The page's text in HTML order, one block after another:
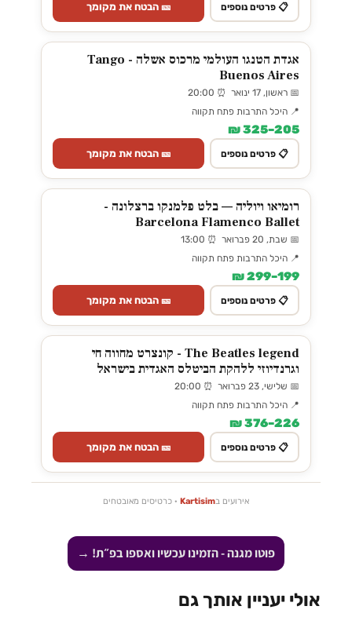
📋 פרטים נוספים 🎫 הבטח את מקומך
אגדת הטנגו העולמי מרכוס אשלה - Tango
Buenos Aires
📅 ראשון, 17 ינואר ⏰ 20:00
📍 היכל התרבות פתח תקווה
205–325 ₪
📋 פרטים נוספים 🎫 הבטח את מקומך
רומיאו ויוליה — בלט פלמנקו ברצלונה -
Barcelona Flamenco Ballet
📅 שבת, 20 פברואר ⏰ 13:00
📍 היכל התרבות פתח תקווה
199–299 ₪
📋 פרטים נוספים 🎫 הבטח את מקומך
The Beatles legend - קונצרט מחווה חי
וגרנדיוזי ללהקת הביטלס האגדית בישראל
📅 שלישי, 23 פברואר ⏰ 20:00
📍 היכל התרבות פתח תקווה
226–376 ₪
📋 פרטים נוספים 🎫 הבטח את מקומך
אירועים בKartisim · כרטיסים מאובטחים
פוטו מגנה - הזמינו עכשיו ואספו בפ״ת! →
אולי יעניין אותך גם